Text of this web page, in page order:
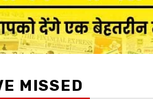
MISSED